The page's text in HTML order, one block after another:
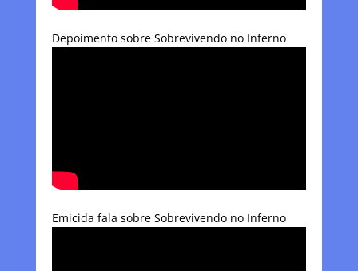
Depoimento sobre Sobrevivendo no Inferno
Emicida fala sobre Sobrevivendo no Inferno